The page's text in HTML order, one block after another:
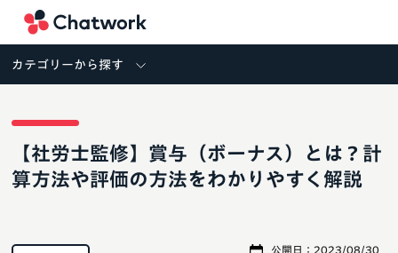
カテゴリーから探す
【社労士監修】賞与（ボーナス）とは？計
算方法や評価の方法をわかりやすく解説
公開日： 2023/08/30